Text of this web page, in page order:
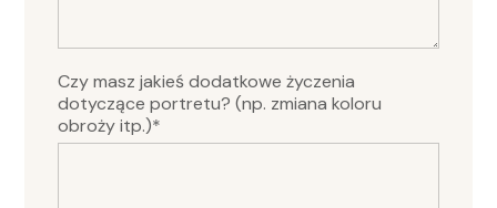
Czy masz jakieś dodatkowe życzenia
dotyczące portretu? (np. zmiana koloru
obroży itp.)*